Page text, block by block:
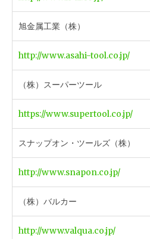
旭金属工業（株）
http://www.asahi-tool.co.jp/
（株）スーパーツール
https://www.supertool.co.jp/
スナップオン・ツールズ（株）
http://www.snapon.co.jp/
（株）バルカー
http://www.valqua.co.jp/